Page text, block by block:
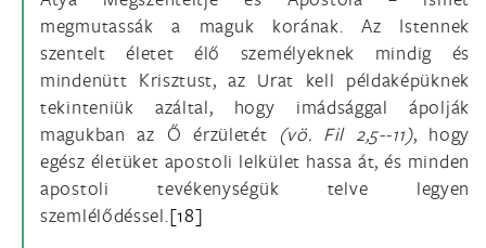
megmutassák a maguk korának. Az Istennek
szentelt életet élő személyeknek mindig és
mindenütt Krisztust, az Urat kell példaképüknek
tekinteniük azáltal, hogy imádsággal ápolják
magukban az Ő érzületét (vö. Fil 2,5--11), hogy
egész életüket apostoli lelkület hassa át, és minden
apostoli tevékenységük telve legyen
szemlélődéssel.[18]